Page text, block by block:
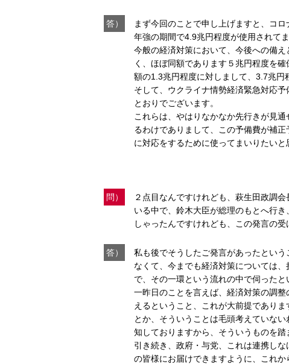
答）
まず今回のことで申し上げますと、コ
年強の期間で4.9兆円程度が使用されてま
今般の経済対策において、今後への備
く、ほぼ同額であります５兆円程度を
額の1.3兆円程度に対しまして、3.7兆円
そして、ウクライナ情勢経済緊急対応
とおりでございます。
これらは、やはりなかなか先行きが見
るわけでありまして、この予備費が補
に対応をするために使ってまいりたいと
問）
２点目なんですけれども、萩生田政調
いる中で、鈴木大臣が総理のもとへ行
しゃったんですけれども、この発言の受
答）
私も後でそうしたご発言があったとい
なくて、今までも経済対策については
で、その一環という流れの中で伺ったと
一昨日のことを言えば、経済対策の調
えるということ、これが大前提であり
とか、そういうことは毛頭考えていな
知しておりますから、そういうものを
引き続き、政府・与党、これは連携し
の皆様にお届けできますように、これ